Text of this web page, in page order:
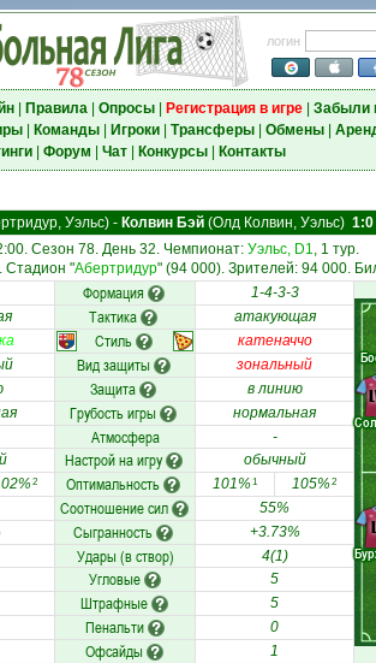
логин
| Правила| Опросы| Регистрация в игре| Забыли
| Команды| Игроки| Трансферы| Обмены|
| Форум Чат| Конкурсы| Контакты
Уэльс)- Колвин Бэй(Олд Колвин, Уэльс) 1:0
Сезон 78. День 32. Чемпионат: Уэльс, D1, 1 тур.
Стадион "Абертридур" (94 000). Зрителей: 94 000.
Формация 1-4-3-3
Тактика
атакующая
Стиль
катеначчо
Вид защиты
зональный
Защита
в линию
Грубость игры
нормальная
Атмосфера
-
Настрой на игру
обычный
2 Оптимальность 101%1 105%2
Соотношение сил
55%
Сыгранность
+3.73%
Удары (в створ)
4(1)
Угловые
5
Штрафные
5
Пенальти
0
Офсайды
1